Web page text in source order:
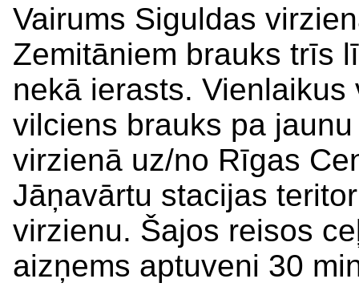
Vairums Siguldas
Zemitāniem brauks trīs
nekā ierasts.
vilciens brauks pa
virzienā uz/no Rīgas
Jāņavārtu stacijas
virzienu. Šajos reisos
aizņems aptuveni 30